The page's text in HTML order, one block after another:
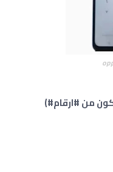
من #ارقام#)